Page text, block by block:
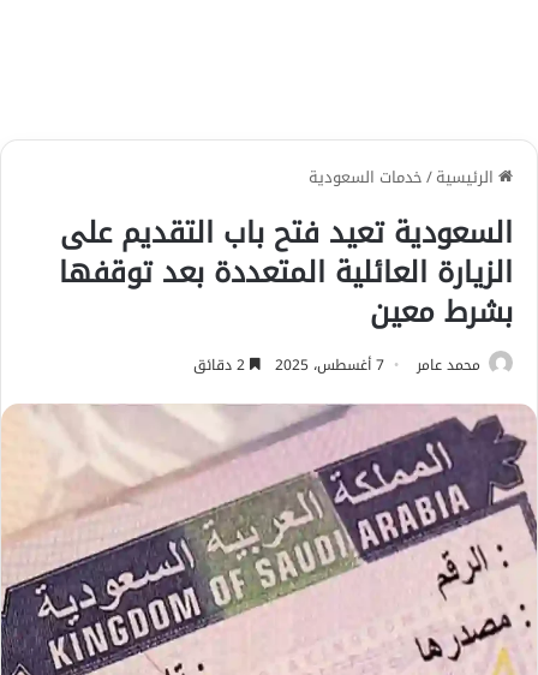
الرئيسية/خدمات السعودية
السعودية تعيد فتح باب التقديم على
الزيارة العائلية المتعددة بعد توقفها
بشرط معين
محمد عامر 7 أغسطس، 2025